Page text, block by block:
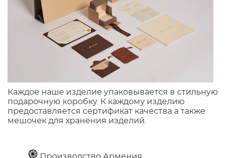
Каждое наше изделие упаковывается в стильную
подарочную коробку. К каждому изделию
предоставляется сертификат качества а также
мешочек для хранения изделий.